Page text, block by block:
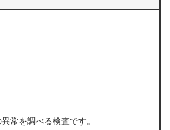
常を調べる検査です。